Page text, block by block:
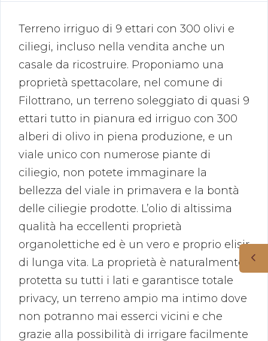
Terreno irriguo di 9 ettari con 300 olivi e
ciliegi, incluso nella vendita anche un
casale da ricostruire. Proponiamo una
proprietà spettacolare, nel comune di
Filottrano, un terreno soleggiato di quasi 9
ettari tutto in pianura ed irriguo con 300
alberi di olivo in piena produzione, e un
viale unico con numerose piante di
ciliegio, non potete immaginare la
bellezza del viale in primavera e la bontà
delle ciliegie prodotte. L’olio di altissima
qualità ha eccellenti proprietà
organolettiche ed è un vero e proprio elisir
di lunga vita. La proprietà è naturalmente
protetta su tutti i lati e garantisce totale
privacy, un terreno ampio ma intimo dove
non potranno mai esserci vicini e che
grazie alla possibilità di irrigare facilmente